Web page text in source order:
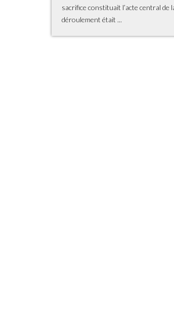
sacrifice constituait l’acte central de
déroulement était ...